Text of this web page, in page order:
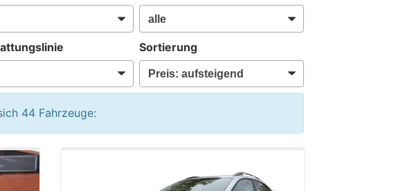
Sortierung
44Fahrzeuge: